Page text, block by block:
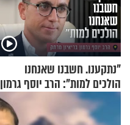
"נתקענו. חשבנו שאנחנו
הולכים למות": הרב יוסף גרמון
בריאיון מרתק